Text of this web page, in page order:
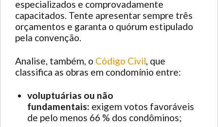
especializados e comprovadamente
capacitados. Tente apresentar sempre três
orçamentos e garanta o quórum estipulado
pela convenção.
Analise, também, o Código Civil, que
classifica as obras em condomínio entre:
voluptuárias ou não
fundamentais: exigem votos favoráveis
de pelo menos 66 % dos condôminos;